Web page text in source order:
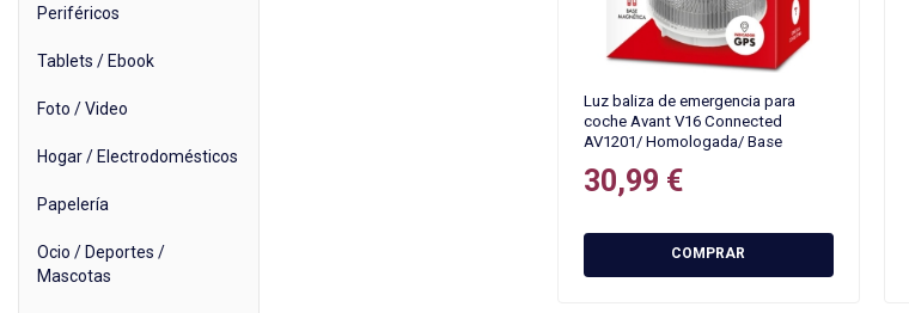
Periféricos
Tablets / Ebook
Foto / Video
Hogar / Electrodomésticos
Papelería
Ocio / Deportes /
Mascotas
Luz baliza de emergencia para
coche Avant V16 Connected
AV1201/ Homologada/ Base
Funciona a Pilas
30,99 €
COMPRAR